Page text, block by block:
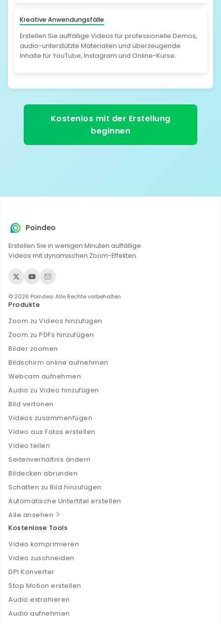
Kreative Anwendungsfälle
Erstellen Sie auffällige Videos für professionelle Demos,
audio-unterstützte Materialien und überzeugende
Inhalte für YouTube, Instagram und Online-Kurse.
Kostenlos mit der Erstellung
beginnen
Poindeo
Erstellen Sie in wenigen Minuten auffällige
Videos mit dynamischen Zoom-Effekten.
© 2026 Poindeo. Alle Rechte vorbehalten.
Produkte
Zoom zu Videos hinzufügen
Zoom zu PDFs hinzufügen
Bilder zoomen
Bildschirm online aufnehmen
Webcam aufnehmen
Audio zu Video hinzufügen
Bild vertonen
Videos zusammenfügen
Video aus Fotos erstellen
Video teilen
Seitenverhältnis ändern
Bildecken abrunden
Schatten zu Bild hinzufügen
Automatische Untertitel erstellen
Alle ansehen
Kostenlose Tools
Video komprimieren
Video zuschneiden
DPI Konverter
Stop Motion erstellen
Audio extrahieren
Audio aufnehmen